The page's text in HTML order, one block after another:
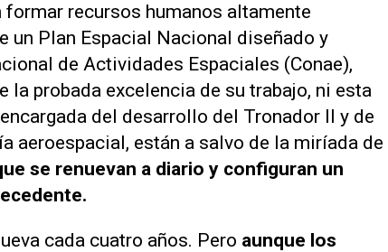
recursos humanos altamente
un Plan Espacial Nacional diseñado y
de Actividades Espaciales (Conae),
la probada excelencia de su trabajo, ni esta
del desarrollo del Tronador II y de
aeroespacial, están a salvo de la miríada de
se renuevan a diario y configuran un
cada cuatro años. Pero aunque los